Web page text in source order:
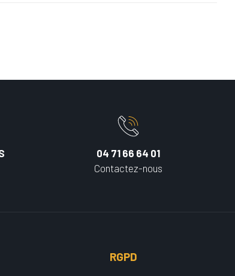
04 71 66 64 01
Contactez-nous
RGPD